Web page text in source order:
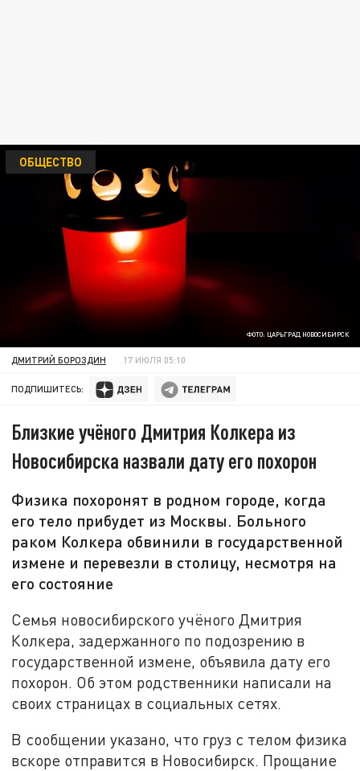
ФОТО: ЦАРЬГРАД НОВОСИБИРСК
ОБЩЕСТВО
ДМИТРИЙ БОРОЗДИН 17 ИЮЛЯ 05:10
ПОДПИШИТЕСЬ:
Близкие учёного Дмитрия Колкера из
Новосибирска назвали дату его похорон
Физика похоронят в родном городе, когда
его тело прибудет из Москвы. Больного
раком Колкера обвинили в государственной
измене и перевезли в столицу, несмотря на
его состояние
Семья новосибирского учёного Дмитрия
Колкера, задержанного по подозрению в
государственной измене, объявила дату его
похорон. Об этом родственники написали на
своих страницах в социальных сетях.
В сообщении указано, что груз с телом физика
вскоре отправится в Новосибирск. Прощание